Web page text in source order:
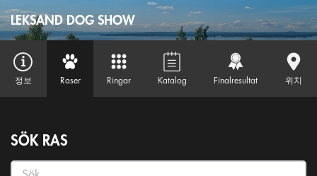
LEKSAND DOG SHOW
정보 Raser Ringar Katalog Finalresultat 위치
SÖK RAS